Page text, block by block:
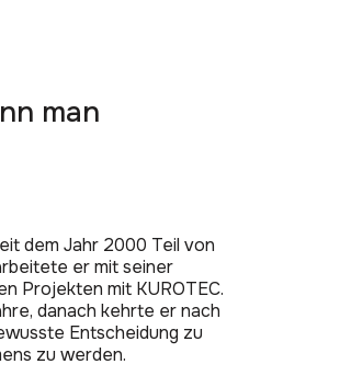
man
dem Jahr 2000 Teil von
er mit seiner
Projekten mit KUROTEC.
danach kehrte er nach
Entscheidung zu
zu werden.